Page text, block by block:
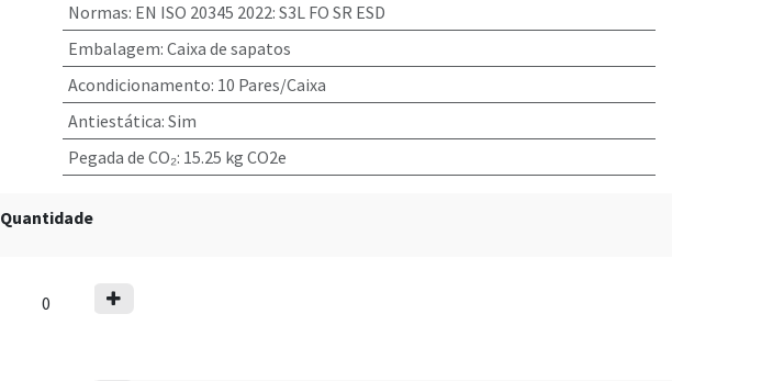
Normas: EN ISO 20345 2022: S3L FO SR ESD
Embalagem: Caixa de sapatos
Acondicionamento: 10 Pares/Caixa
Antiestática: Sim
Pegada de CO₂: 15.25 kg CO2e
Quantidade